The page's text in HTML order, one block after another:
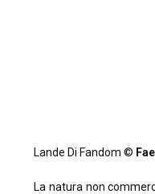
Lande Di Fandom © Fae
La natura non